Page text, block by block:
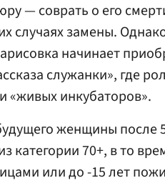
— соврать о его
случаях замены.
начинает
служанки», где
«живых инкубаторов».
женщины после
категории 70+, в то
или до -15 лет